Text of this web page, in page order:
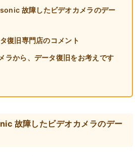
故障したビデオカメラのデー
復旧専門店のコメント
ラから、データ復旧をお考えです
故障したビデオカメラのデー